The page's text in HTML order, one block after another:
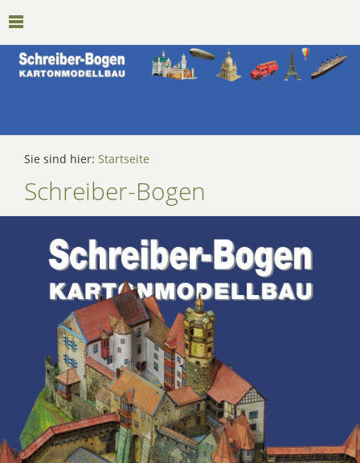
Sie sind hier: Startseite
Schreiber-Bogen